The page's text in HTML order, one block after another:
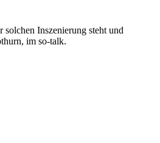
Inszenierung steht und
im so-talk.